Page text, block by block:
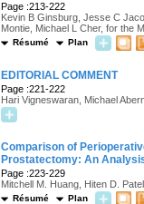
Page :213-222
Kevin B Ginsburg, Jesse C
Montie, Michael L Cher, for the
Résumé Plan
EDITORIAL COMMENT
Page :221-222
Hari Vigneswaran, Michael
Comparison of
Prostatectomy: An
Page :223-229
Mitchell M. Huang, Hiten D.
Résumé Plan